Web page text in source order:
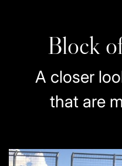
Block
A closer
that are